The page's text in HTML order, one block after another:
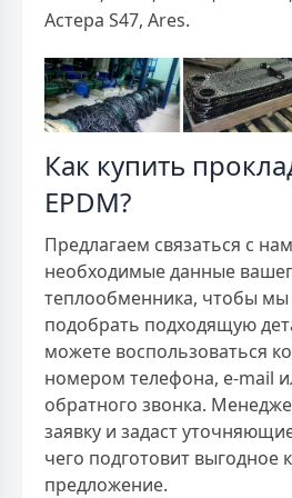
Астера S47, Ares.
Как купить
EPDM?
Предлагаем связаться с
необходимые данные
теплообменника, чтобы мы
подобрать подходящую
можете воспользоваться
номером телефона, e-mail
обратного звонка.
заявку и задаст
чего подготовит выгодное
предложение.